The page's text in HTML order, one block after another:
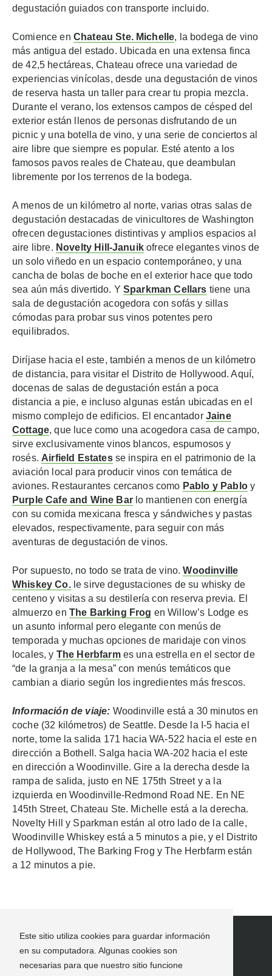
Este sitio utiliza cookies para guardar información
en su computadora. Algunas cookies son
necesarias para que nuestro sitio funcione
degustación guiados con transporte incluido.
Comience en Chateau Ste. Michelle, la bodega de vino
más antigua del estado. Ubicada en una extensa finca
de 42,5 hectáreas, Chateau ofrece una variedad de
experiencias vinícolas, desde una degustación de vinos
de reserva hasta un taller para crear tu propia mezcla.
Durante el verano, los extensos campos de césped del
exterior están llenos de personas disfrutando de un
picnic y una botella de vino, y una serie de conciertos al
aire libre que siempre es popular. Esté atento a los
famosos pavos reales de Chateau, que deambulan
libremente por los terrenos de la bodega.
A menos de un kilómetro al norte, varias otras salas de
degustación destacadas de vinicultores de Washington
ofrecen degustaciones distintivas y amplios espacios al
aire libre. Novelty Hill-Januikofrece elegantes vinos de
un solo viñedo en un espacio contemporáneo, y una
cancha de bolas de boche en el exterior hace que todo
sea aún más divertido. YSparkman Cellars tiene una
sala de degustación acogedora con sofás y sillas
cómodas para probar sus vinos potentes pero
equilibrados.
Diríjase hacia el este, también a menos de un kilómetro
de distancia, para visitar el Distrito de Hollywood. Aquí,
docenas de salas de degustación están a poca
distancia a pie, e incluso algunas están ubicadas en el
mismo complejo de edificios. El encantador Jaine
Cottage, que luce como una acogedora casa de campo,
sirve exclusivamente vinos blancos, espumosos y
rosés. Airfield Estatesse inspira en el patrimonio de la
aviación local para producir vinos con temática de
aviones. Restaurantes cercanos como Pablo y Pabloy
Purple Cafe and Wine Barlo mantienen con energía
con su comida mexicana fresca y sándwiches y pastas
elevados, respectivamente, para seguir con más
aventuras de degustación de vinos.
Por supuesto, no todo se trata de vino.Woodinville
Whiskey Co.le sirve degustaciones de su whisky de
centeno y visitas a su destilería con reserva previa. El
almuerzo en The Barking Frog en Willow’s Lodge es
un asunto informal pero elegante con menús de
temporada y muchas opciones de maridaje con vinos
locales, y The Herbfarmes una estrella en el sector de
“de la granja a la mesa” con menús temáticos que
cambian a diario según los ingredientes más frescos.
Información de viaje: Woodinville está a 30 minutos en
coche (32 kilómetros) de Seattle. Desde la I-5 hacia el
norte, tome la salida 171 hacia WA-522 hacia el este en
dirección a Bothell. Salga hacia WA-202 hacia el este
en dirección a Woodinville. Gire a la derecha desde la
rampa de salida, justo en NE 175th Street y a la
izquierda en Woodinville-Redmond Road NE. En NE
145th Street, Chateau Ste. Michelle está a la derecha.
Novelty Hill y Sparkman están al otro lado de la calle,
Woodinville Whiskey está a 5 minutos a pie, y el Distrito
de Hollywood, The Barking Frog y The Herbfarm están
a 12 minutos a pie.